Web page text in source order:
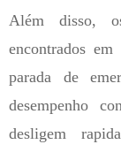
Além disso,
encontrados
parada de
desempenho
desligem